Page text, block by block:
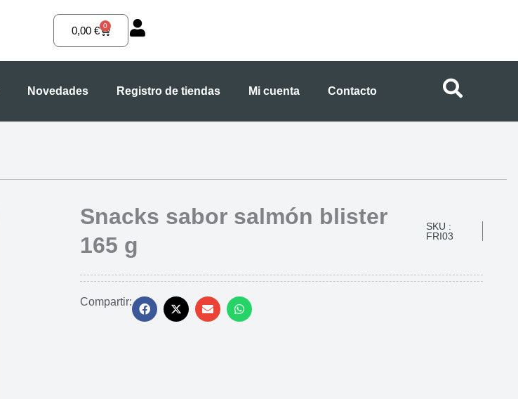
0,00 € 0
Carrito
Novedades Registro de tiendas Mi cuenta Contacto
Snacks sabor salmón blister
165 g
SKU :
FRI03
Compartir: